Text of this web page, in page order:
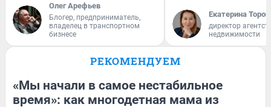
Олег Арефьев
Блогер, предприниматель,
владелец в транспортном
бизнесе
Екатерина
директор
недвижимости
РЕКОМЕНДУЕМ
«Мы начали в самое нестабильное
время»: как многодетная мама из